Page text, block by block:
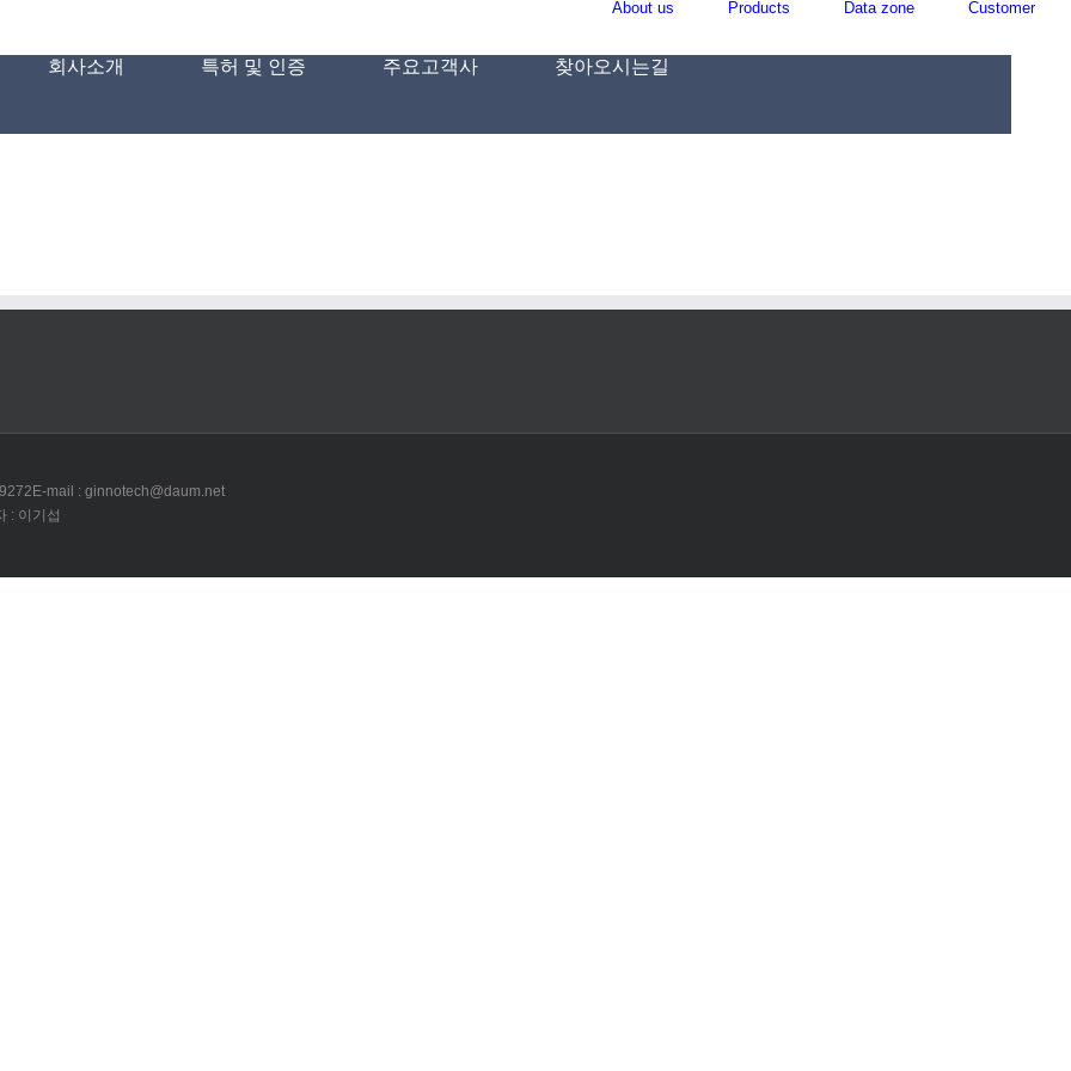
About us Products Data zone
Customer
회사소개 특허 및 인증 주요고객사 찾아오시는길
E-mail : ginnotech@daum.net
: 이기섭